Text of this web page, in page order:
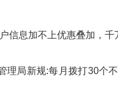
信息加不上优惠叠加，千
理局新规:每月拨打30个